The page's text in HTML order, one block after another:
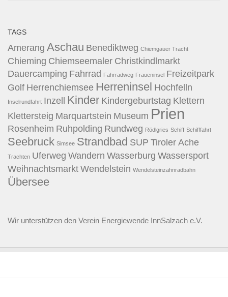
TAGS
Amerang Aschau Benediktweg Chiemgauer Tracht
Chieming Chiemseemaler Christkindlmarkt
Dauercamping Fahrrad Fahrradweg Fraueninsel Freizeitpark
Golf Herrenchiemsee Herreninsel Hochfelln
Inselrundfahrt Inzell Kinder Kindergeburtstag Klettern
Klettersteig Marquartstein Museum Prien
Rosenheim Ruhpolding Rundweg Rödlgries Schiff Schifffahrt
Seebruck Simsee Strandbad SUP Tiroler Ache
Trachten Uferweg Wandern Wasserburg Wassersport
Weihnachtsmarkt Wendelstein Wendelsteinzahnradbahn
Übersee
Wir unterstützen den Verein Energiewende InnSalzach e.V.